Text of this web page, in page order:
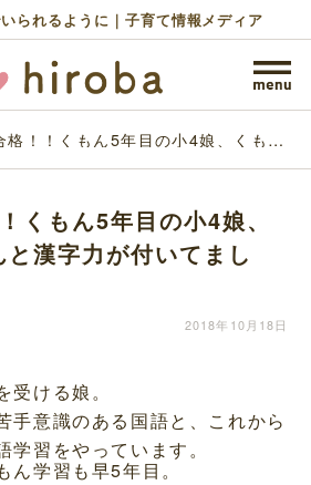
られるように｜子育て情報メディア
格！！くもん5年目の小4娘、くもん
くもん5年目の小4娘、
と漢字力が付いてまし
2018年10月18日
ける娘。
手意識のある国語と、これから
習をやっています。
学習も早5年目。